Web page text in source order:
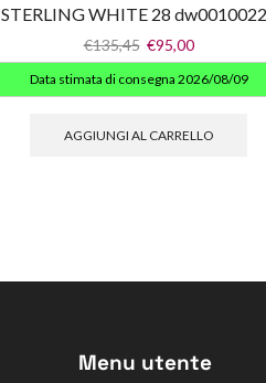
STERLING WHITE 28
€135,45 €95,00
Data stimata di consegna 2026/08/09
AGGIUNGI AL CARRELLO
Menu utente